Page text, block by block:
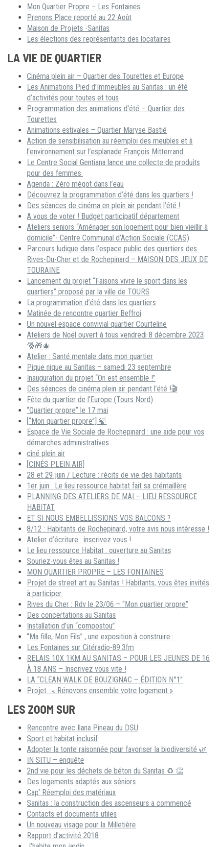
Mon Quartier Propre – Les Fontaines
Prenons Place reporté au 22 Août
Maison de Projets -Sanitas
Les élections des représentants des locataires
LA VIE DE QUARTIER
Cinéma plein air – Quartier des Tourettes et Europe
Les Animations Pied d’Immeubles au Sanitas : un été
d’activités pour toutes et tous
Programmation des animations d’été – Quartier des
Tourettes
Animations estivales – Quartier Maryse Bastié
Action de sensibilisation au réemploi des meubles et à
l’environnement sur l’esplanade François Mitterrand.
Le Centre Social Gentiana lance une collecte de produits
pour des femmes
Agenda : Zéro mégot dans l’eau
Découvrez la programmation d’été dans les quartiers !
Des séances de cinéma en plein air pendant l’été !
A vous de voter ! Budget participatif département
Ateliers seniors “Aménager son logement pour bien vieillir à
domicile”- Centre Communal d’Action Sociale (CCAS)
Parcours ludique dans l’espace public des quartiers des
Rives-Du-Cher et de Rochepinard – MAISON DES JEUX DE
TOURAINE
Lancement du projet “Faisons vivre le sport dans les
quartiers” proposé par la ville de TOURS
La programmation d’été dans les quartiers
Matinée de rencontre quartier Beffroi
Un nouvel espace convivial quartier Courteline
Ateliers de Noël ouvert à tous vendredi 8 décembre 2023
🎅🎁🎄
Atelier : Santé mentale dans mon quartier
Pique nique au Sanitas – samedi 23 septembre
Inauguration du projet “On est ensemble !”
Des séances de cinéma plein air pendant l’été !🎬
Fête du quartier de l’Europe (Tours Nord)
“Quartier propre” le 17 mai
[“Mon quartier propre”] 🍃
Espace de Vie Sociale de Rochepinard : une aide pour vos
démarches administratives
ciné plein air
[CINÉS PLEIN AIR]
28 et 29 juin / Lecture : récits de vie des habitants
1er juin : Le lieu ressource habitat fait sa crémaillère
PLANNING DES ATELIERS DE MAI – LIEU RESSOURCE
HABITAT
ET SI NOUS EMBELLISSIONS VOS BALCONS ?
8/12 : Habitants de Rochepinard, votre avis nous intéresse !
Atelier d’écriture : inscrivez vous !
Le lieu ressource Habitat : ouverture au Sanitas
Souriez-vous êtes au Sanitas !
MON QUARTIER PROPRE – LES FONTAINES
Projet de street art au Sanitas ! Habitants, vous êtes invités
à participer.
Rives du Cher : Rdv le 23/06 – “Mon quartier propre”
Des concertations au Sanitas
Installation d’un “compostou”
“Ma fille, Mon Fils” , une exposition à construire :
Les Fontaines sur Citéradio-89.3fm
RELAIS 10X 1KM AU SANITAS – POUR LES JEUNES DE 16
À 18 ANS – Inscrivez vous vite !
LA “CLEAN WALK DE BOUZIGNAC – ÉDITION N°1”
Projet : « Rénovons ensemble votre logement »
LES ZOOM SUR
Rencontre avec Ilana Pineau du DSU
Sport et habitat inclusif
Adopter la tonte raisonnée pour favoriser la biodiversité 🌿
IN SITU – enquête
2nd vie pour les déchets de béton du Sanitas ♻ 👏
Des logements adaptés aux séniors
Cap’ Réemploi des matériaux
Sanitas : la construction des ascenseurs a commencé
Contacts et documents utiles
Un nouveau visage pour la Milletière
Rapport d’activité 2018